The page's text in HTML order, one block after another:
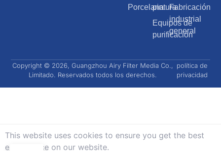
pintura
Equipos de
purificación
Fabricación
industrial
general
Porcelana
Copyright © 2026, Guangzhou Airy Filter Media Co.,
Limitado. Reservados todos los derechos.
política de
privacidad
This website uses cookies to ensure you get the best
exprerience on our website.